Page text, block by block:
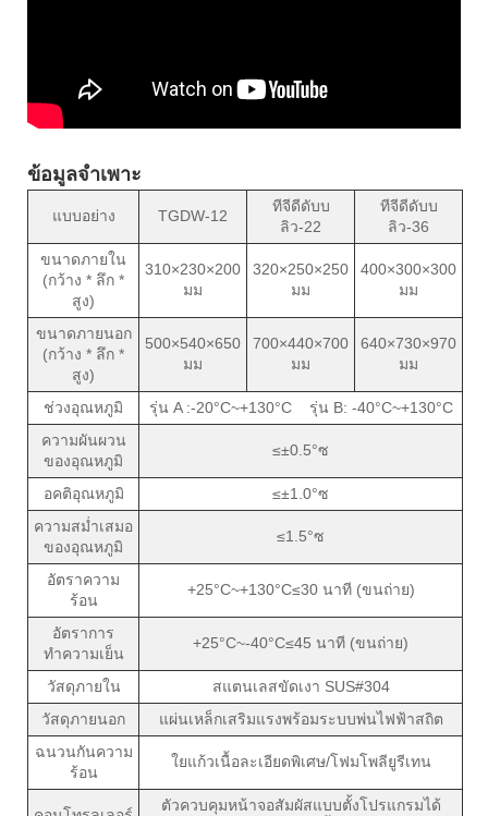
ข้อมูลจำเพาะ
แบบอย่าง TGDW-12
ทีจีดีดับบ
ลิว-22
ทีจีดีดับบ
ลิว-36
ขนาดภายใน
(กว้าง * ลึก *
สูง)
310×230×200
มม
320×250×250
มม
400×300×300
มม
ขนาดภายนอก
(กว้าง * ลึก *
สูง)
500×540×650
มม
700×440×700
มม
640×730×970
มม
ช่วงอุณหภูมิ
รุ่น A :-20°C~+130°C รุ่น B: -40°C~+130°C
ความผันผวน
ของอุณหภูมิ
≤±0.5°ซ
อคติอุณหภูมิ
≤±1.0°ซ
ความสม่ำเสมอ
ของอุณหภูมิ
≤1.5°ซ
อัตราความ
ร้อน
+25°C~+130°C≤30 นาที (ขนถ่าย)
อัตราการ
ทำความเย็น
+25°C~-40°C≤45 นาที (ขนถ่าย)
วัสดุภายใน
สแตนเลสขัดเงา SUS#304
วัสดุภายนอก
แผ่นเหล็กเสริมแรงพร้อมระบบพ่นไฟฟ้าสถิต
ฉนวนกันความ
ร้อน
ใยแก้วเนื้อละเอียดพิเศษ/โฟมโพลียูรีเทน
ตัวควบคุมหน้าจอสัมผัสแบบตั้งโปรแกรมได้